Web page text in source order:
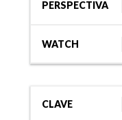
PERSPECTIVA
WATCH
CLAVE